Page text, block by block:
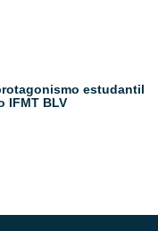
estudantil
IFMT BLV